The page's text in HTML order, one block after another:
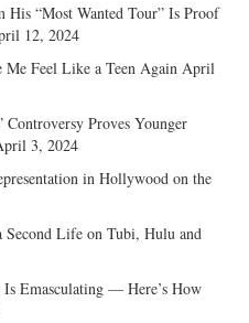
His “Most Wanted Tour” Is Proof
12, 2024
Me Feel Like a Teen Again April
Proves Younger
3, 2024
in Hollywood on the
Second Life on Tubi, Hulu and
Emasculating — Here’s How